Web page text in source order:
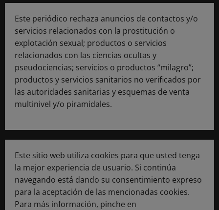
Este periódico rechaza anuncios de contactos y/o
servicios relacionados con la prostitución o
explotación sexual; productos o servicios
relacionados con las ciencias ocultas y
pseudociencias; servicios o productos “milagro”;
productos y servicios sanitarios no verificados por
las autoridades sanitarias y esquemas de venta
multinivel y/o piramidales.
Este sitio web utiliza cookies para que usted tenga
la mejor experiencia de usuario. Si continúa
navegando está dando su consentimiento expreso
para la aceptación de las mencionadas cookies.
Para más información, pinche en